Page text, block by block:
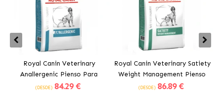
Royal Canin Veterinary
Anallergenic Pienso Para
Perros Adultos
(DESDE) 84.29 €
Royal Canin Veterinary Satiety
Weight Management Pienso
Para Perros Adultos
(DESDE) 86.89 €